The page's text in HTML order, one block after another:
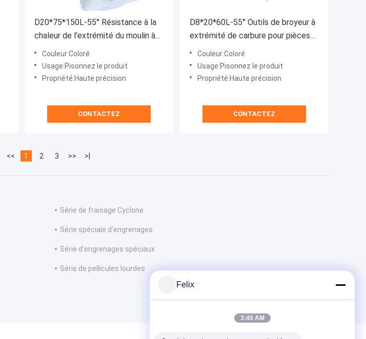
D20*75*150L-55° Résistance à la
chaleur de l'extrémité du moulin à
carbure solide
Couleur:Coloré
Usage:Pisonnez le produit
Propriété:Haute précision
CONTACTEZ
D8*20*60L-55° Outils de broyeur à
extrémité de carbure pour pièces
de transmission et moules à
injection
Couleur:Coloré
Usage:Pisonnez le produit
Propriété:Haute précision
CONTACTEZ
<< 1 2 3 >> >|
Série de fraisage Cyclone
Série spéciale d'engrenages
Série d'engrenages spéciaux
Série de pellicules lourdes
Felix
3:45 AM